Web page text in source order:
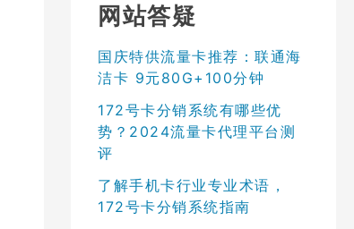
网站答疑
国庆特供流量卡推荐：联通海
洁卡 9元80G+100分钟
172号卡分销系统有哪些优
势？2024流量卡代理平台测
评
了解手机卡行业专业术语，
172号卡分销系统指南